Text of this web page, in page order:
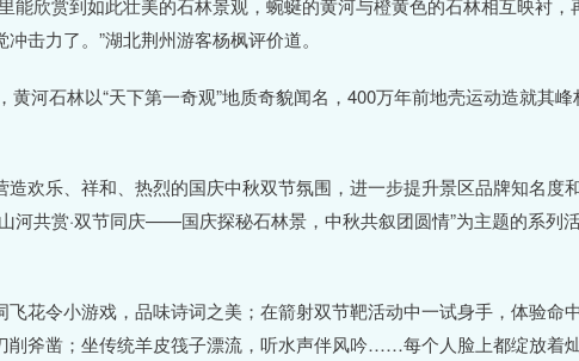
能欣赏到如此壮美的石林景观，蜿蜒的黄河与橙黄色的石林相互映衬
击力了。”湖北荆州游客杨枫评价道。
黄河石林以“天下第一奇观”地质奇貌闻名，400万年前地壳运动造就其
造欢乐、祥和、热烈的国庆中秋双节氛围，进一步提升景区品牌知名度
河共赏·双节同庆——国庆探秘石林景，中秋共叙团圆情”为主题的系列
飞花令小游戏，品味诗词之美；在箭射双节靶活动中一试身手，体验命
削斧凿；坐传统羊皮筏子漂流，听水声伴风吟……每个人脸上都绽放着灿